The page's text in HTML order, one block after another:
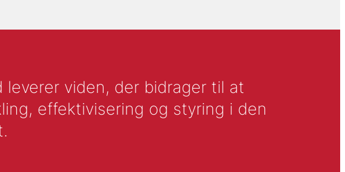
viden, der bidrager til at
effektivisering og styring i den